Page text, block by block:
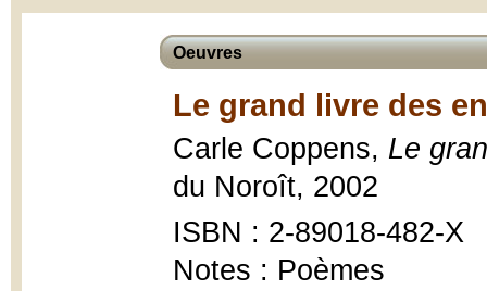
Oeuvres
Le grand livre des
Carle Coppens, Le
du Noroît, 2002
ISBN : 2-89018-482-X
Notes : Poèmes